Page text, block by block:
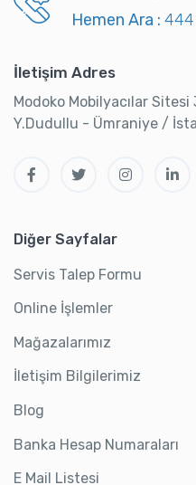
Hemen Ara :
İletişim Adres
Modoko Mobilyacılar Sitesi
Y.Dudullu - Ümraniye /
Diğer Sayfalar
Servis Talep Formu
Online İşlemler
Mağazalarımız
İletişim Bilgilerimiz
Blog
Banka Hesap Numaraları
E Mail Listesi